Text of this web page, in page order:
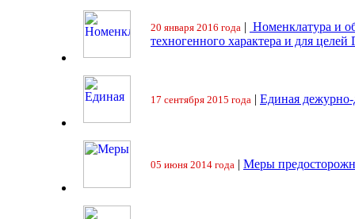
20 января 2016 года | Номенклатура и
техногенного характера и для целей
17 сентября 2015 года | Единая
05 июня 2014 года | Меры